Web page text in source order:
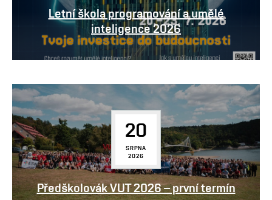
Letní škola programování a umělé
inteligence 2026
20
SRPNA
2026
Předškolovák VUT 2026 – první termín